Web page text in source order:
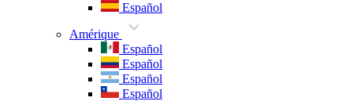
Español
Amérique
Español
Español
Español
Español